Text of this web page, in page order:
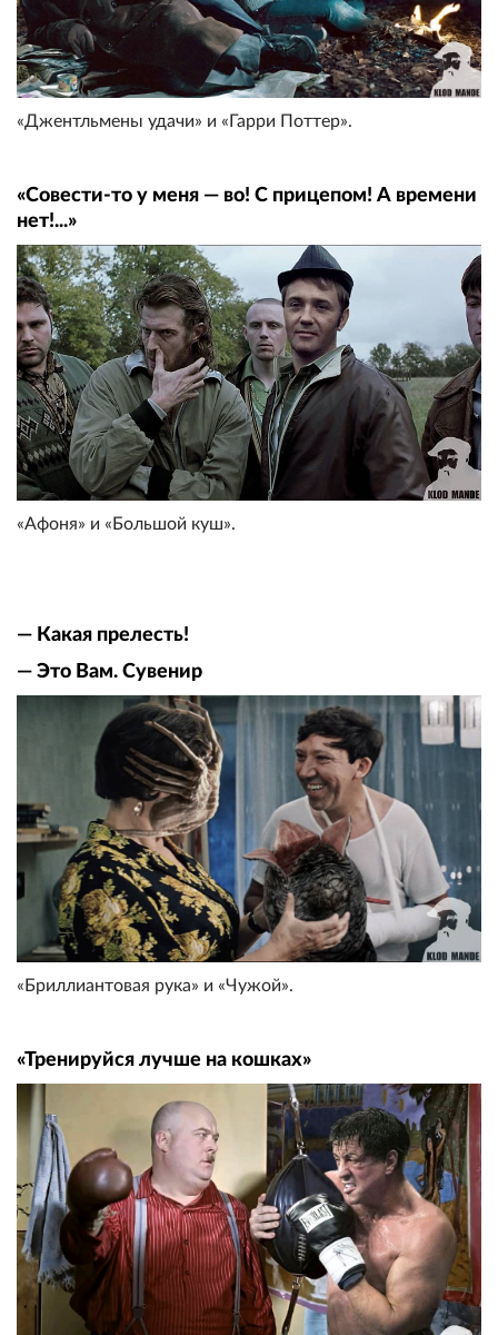
«Джентльмены удачи» и «Гарри Поттер».
«Совести-то у меня — во! С прицепом! А времени
нет!...»
«Афоня» и «Большой куш».
— Какая прелесть!
— Это Вам. Сувенир
«Бриллиантовая рука» и «Чужой».
«Тренируйся лучше на кошках»